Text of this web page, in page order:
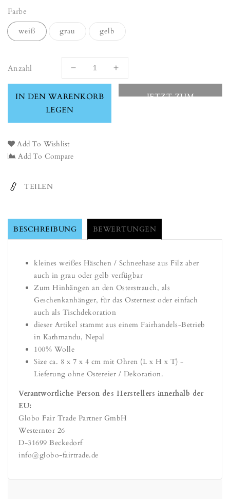
Farbe
weiß grau gelb
Anzahl
Verringere
die
Menge
für
Figur
Hase
weiß,
-
-
Anhänger
(Globo
Fair
Trade)
Erhöhe
die
-
-
Anhänger
(Globo
Fair
Trade)
IN DEN WARENKORB
LEGEN
JETZT ZUM
Add To Wishlist
Add To Compare
TEILEN
BESCHREIBUNG BEWERTUNGEN
kleines weißes Häschen / Schneehase aus Filz aber
auch in grau oder gelb verfügbar
Zum Hinhängen an den Osterstrauch, als
Geschenkanhänger, für das Osternest oder einfach
auch als Tischdekoration
dieser Artikel stammt aus einem Fairhandels-Betrieb
in Kathmandu, Nepal
100% Wolle
Size ca. 8 x 7 x 4 cm mit Ohren (L x H x T) -
Lieferung ohne Ostereier / Dekoration.
Verantwortliche Person des Herstellers innerhalb der
EU:
Globo Fair Trade Partner GmbH
Westerntor 26
D-31699 Beckedorf
info@globo-fairtrade.de